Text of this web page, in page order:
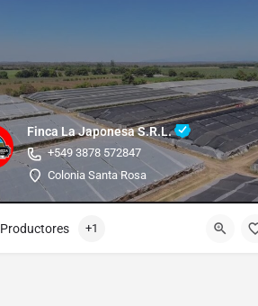
Finca La Japonesa S.R.L.
+549 3878 572847
Colonia Santa Rosa
Productores +1